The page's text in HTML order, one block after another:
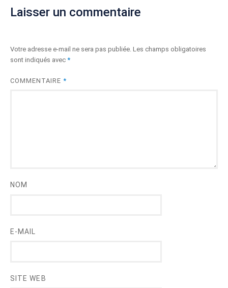
Laisser un commentaire
Votre adresse e-mail ne sera pas publiée. Les champs obligatoires
sont indiqués avec *
COMMENTAIRE *
NOM
E-MAIL
SITE WEB